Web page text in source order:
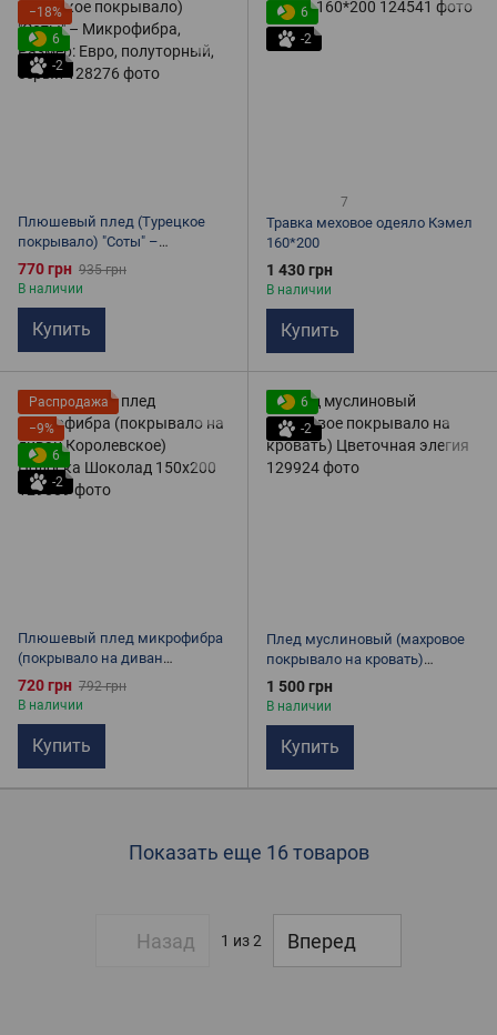
−18%
6
-2
Плюшевый плед (Турецкое
покрывало) "Соты" –
Микрофибра, Размер: Евро,
полуторный, серый
770 грн 935 грн
В наличии
Купить
6
-2
7
Травка меховое одеяло Кэмел
160*200
1 430 грн
В наличии
Купить
Распродажа
−9%
6
-2
Плюшевый плед микрофибра
(покрывало на диван
Королевское) Полоска
Шоколад 150х200
720 грн 792 грн
В наличии
Купить
6
-2
Плед муслиновый (махровое
покрывало на кровать)
Цветочная элегия
1 500 грн
В наличии
Купить
Показать еще 16 товаров
Назад 1 из 2 Вперед